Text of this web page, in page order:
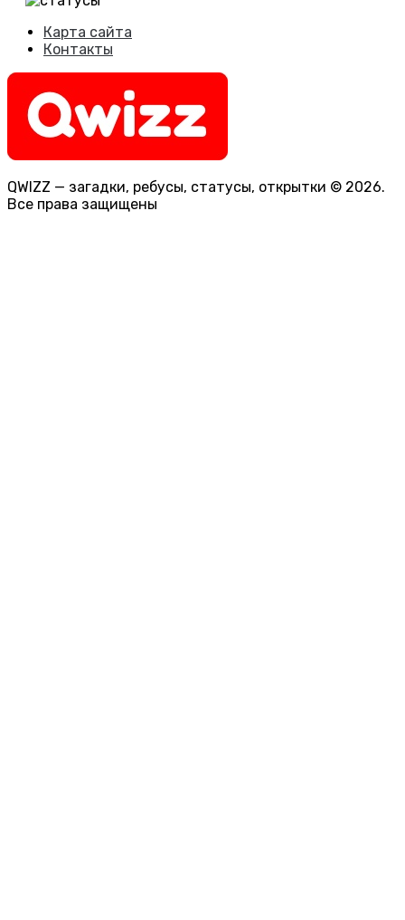
Карта сайта
Контакты
QWIZZ — загадки, ребусы, статусы, открытки © 2026.
Все права защищены